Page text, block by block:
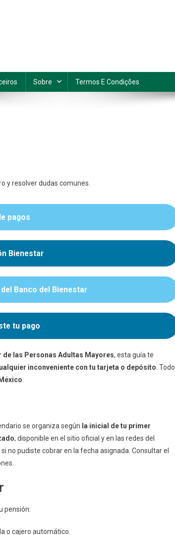
Sobre Termos E Condições
y resolver dudas comunes.
pagos
Bienestar
Banco del Bienestar
tu pago
de las Personas Adultas Mayores, esta guía te
inconveniente con tu tarjeta o depósito . Todo
se organiza según la inicial de tu primer
, disponible en el sitio oficial y en las redes del
si no pudiste cobrar en la fecha asignada. Consultar el
pensión:
o cajero automático.